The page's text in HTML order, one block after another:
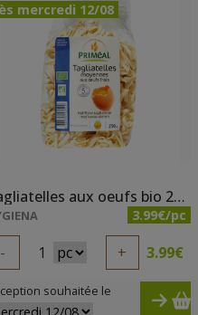
mercredi 12/08
Tagliatelles aux oeufs bio 250g
3.99€/pc
- 1 + 3.99€
souhaitée le